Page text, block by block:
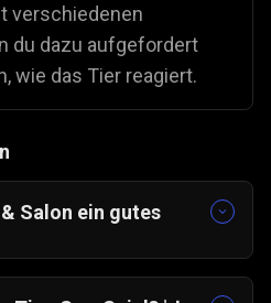
verschiedenen
du dazu aufgefordert
wie das Tier reagiert.
Salon ein gutes
Empathie in einer